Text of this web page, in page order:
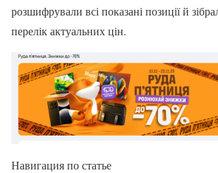
розшифрували всі показані позиції й
перелік актуальних цін.
Навигация по статье